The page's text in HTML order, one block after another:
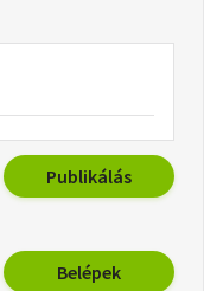
Publikálás
Belépek